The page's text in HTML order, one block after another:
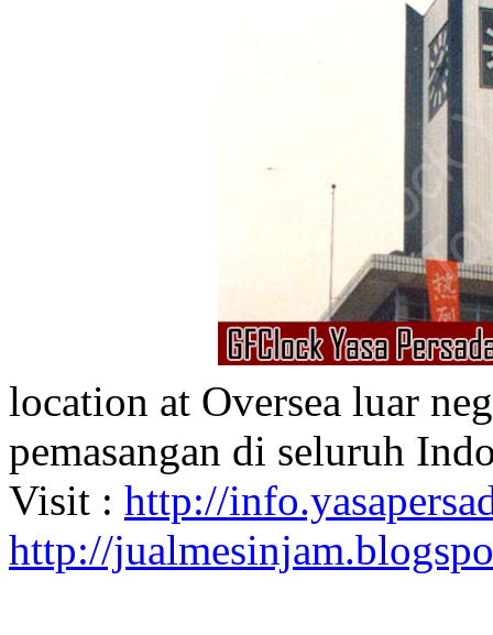
location at Oversea luar
pemasangan di seluruh
Visit : http://
http://